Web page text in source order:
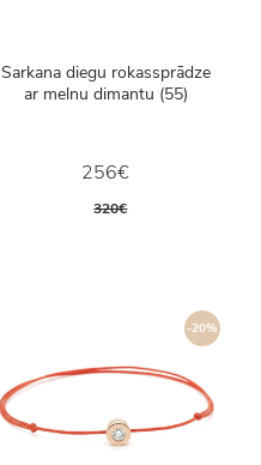
Sarkana diegu rokassprādze
ar melnu dimantu (55)
256€
320€
-20%